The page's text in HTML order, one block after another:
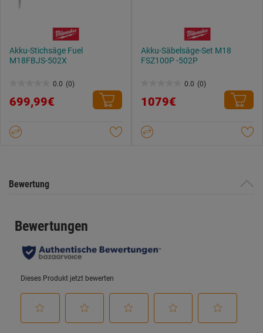
Akku-Stichsäge Fuel
M18FBJS-502X
0.0 (0)
von
Sternen.
699,99€
Akku-Säbelsäge-Set M18
FSZ100P -502P
0.0 (0)
von
Sternen.
1079€
Bewertung